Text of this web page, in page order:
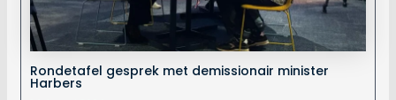
Rondetafel gesprek met demissionair minister
Harbers